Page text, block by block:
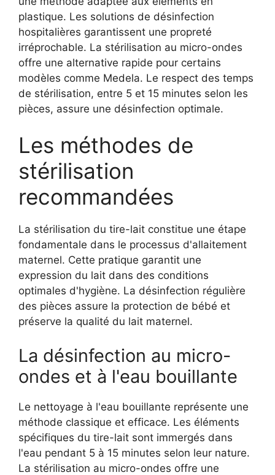
plastique. Les solutions de désinfection
hospitalières garantissent une propreté
irréprochable. La stérilisation au micro-ondes
offre une alternative rapide pour certains
modèles comme Medela. Le respect des temps
de stérilisation, entre 5 et 15 minutes selon les
pièces, assure une désinfection optimale.
Les méthodes de
stérilisation
recommandées
La stérilisation du tire-lait constitue une étape
fondamentale dans le processus d'allaitement
maternel. Cette pratique garantit une
expression du lait dans des conditions
optimales d'hygiène. La désinfection régulière
des pièces assure la protection de bébé et
préserve la qualité du lait maternel.
La désinfection au micro-
ondes et à l'eau bouillante
Le nettoyage à l'eau bouillante représente une
méthode classique et efficace. Les éléments
spécifiques du tire-lait sont immergés dans
l'eau pendant 5 à 15 minutes selon leur nature.
La stérilisation au micro-ondes offre une